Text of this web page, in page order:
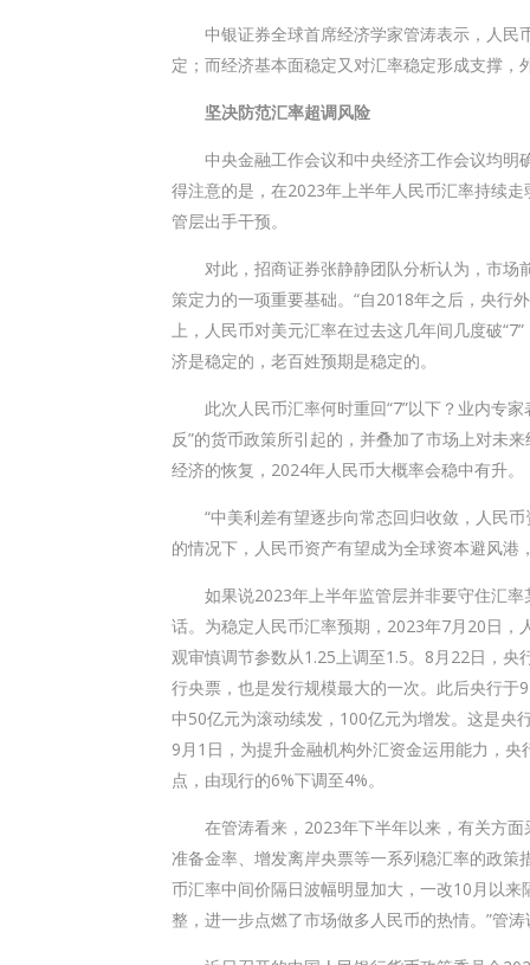
中银证券全球首席经济学家管涛表示，人民
定；而经济基本面稳定又对汇率稳定形成支撑
坚决防范汇率超调风险
中央金融工作会议和中央经济工作会议均明
得注意的是，在2023年上半年人民币汇率持续
管层出手干预。
对此，招商证券张静静团队分析认为，市场
策定力的一项重要基础。“自2018年之后，央行
上，人民币对美元汇率在过去这几年间几度破
济是稳定的，老百姓预期是稳定的。
此次人民币汇率何时重回“7”以下？业内专家
反”的货币政策所引起的，并叠加了市场上对未
经济的恢复，2024年人民币大概率会稳中有升。
“中美利差有望逐步向常态回归收敛，人民币
的情况下，人民币资产有望成为全球资本避风
如果说2023年上半年监管层并非要守住汇率
话。为稳定人民币汇率预期，2023年7月20日
观审慎调节参数从1.25上调至1.5。8月22日，
行央票，也是发行规模最大的一次。此后央行
中50亿元为滚动续发，100亿元为增发。这是央
9月1日，为提升金融机构外汇资金运用能力，
点，由现行的6%下调至4%。
在管涛看来，2023年下半年以来，有关方面
准备金率、增发离岸央票等一系列稳汇率的政
币汇率中间价隔日波幅明显加大，一改10月以
整，进一步点燃了市场做多人民币的热情。”管涛